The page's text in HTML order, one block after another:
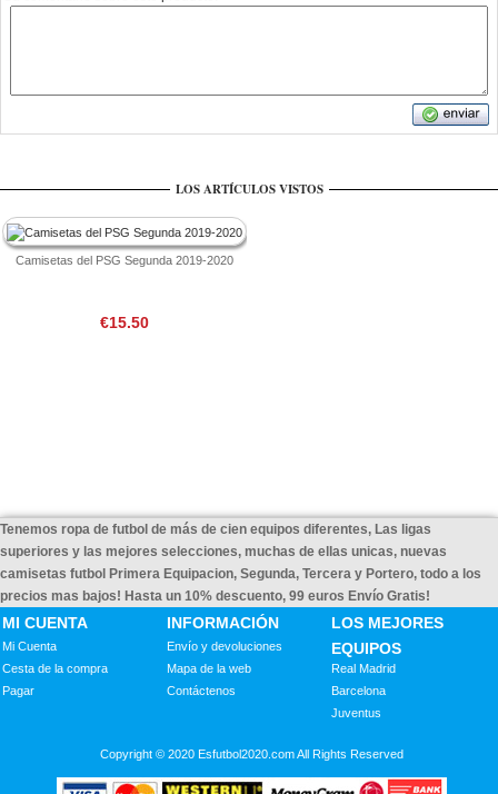
LOS ARTÍCULOS VISTOS
Camisetas del PSG Segunda 2019-2020
€15.50
Tenemos ropa de futbol de más de cien equipos diferentes, Las ligas
superiores y las mejores selecciones, muchas de ellas unicas, nuevas
camisetas futbol Primera Equipacion, Segunda, Tercera y Portero, todo a los
precios mas bajos! Hasta un 10% descuento, 99 euros Envío Gratis!
MI CUENTA
Mi Cuenta
Cesta de la compra
Pagar
INFORMACIÓN
Envío y devoluciones
Mapa de la web
Contáctenos
LOS MEJORES
EQUIPOS
Real Madrid
Barcelona
Juventus
Copyright © 2020 Esfutbol2020.com All Rights Reserved